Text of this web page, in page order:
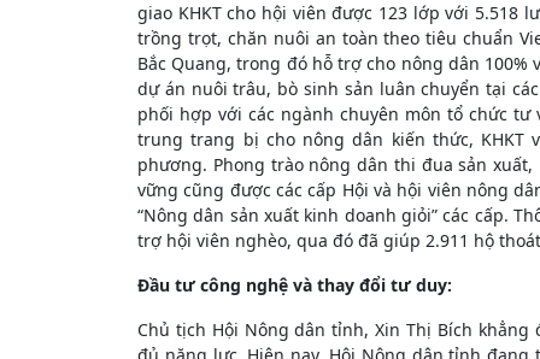
giao KHKT cho hội viên được 123 lớp với
trồng trọt, chăn nuôi an toàn theo tiêu chuẩn
Bắc Quang, trong đó hỗ trợ cho nông dân
dự án nuôi trâu, bò sinh sản luân chuyển tại
phối hợp với các ngành chuyên môn tổ chức
trung trang bị cho nông dân kiến thức,
phương. Phong trào nông dân thi đua sản
vững cũng được các cấp Hội và hội viên nông
“Nông dân sản xuất kinh doanh giỏi” các cấp.
trợ hội viên nghèo, qua đó đã giúp 2.911 hộ
Đầu tư công nghệ và thay đổi tư duy:
Chủ tịch Hội Nông dân tỉnh, Xin Thị Bích